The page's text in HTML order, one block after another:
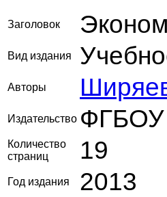
Заголовок
Вид издания
Авторы
Издательство
Количество
страниц
19
Год издания 2013